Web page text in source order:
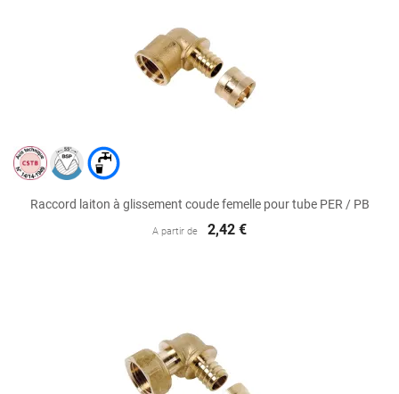
Raccord laiton à glissement coude femelle pour tube PER / PB
A partir de 2,42 €